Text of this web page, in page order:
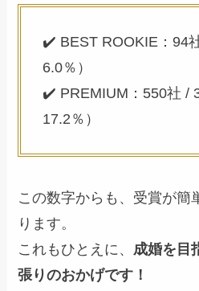
✔️ BEST ROOKIE：94
6.0％）
✔️ PREMIUM：550社 /
17.2％）
この数字からも、受賞が簡
ります。
これもひとえに、 成婚を目
張りのおかげです！